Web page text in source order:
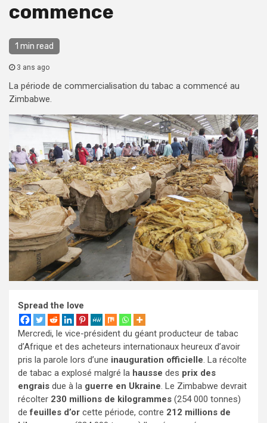
commence
1 min read
3 ans ago
La période de commercialisation du tabac a commencé au
Zimbabwe.
Spread the love
Mercredi, le vice-président du géant producteur de tabac
d’Afrique et des acheteurs internationaux heureux d’avoir
pris la parole lors d’une inauguration officielle. La récolte
de tabac a explosé malgré la hausse des prix des
engrais due à la guerre en Ukraine. Le Zimbabwe devrait
récolter 230 millions de kilogrammes (254 000 tonnes)
defeuilles d’or cette période, contre 212 millions de